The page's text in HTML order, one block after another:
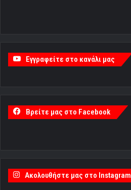
Εγγραφείτε στο κανάλι μας
Βρείτε μας στο Facebook
Ακολουθήστε μας στο Instagram